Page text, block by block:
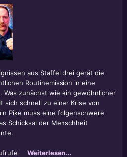
aus Staffel drei gerät die
Routinemission in eine
Was zunächst wie ein gewöhnlicher
sich schnell zu einer Krise von
Pike muss eine folgenschwere
Schicksal der Menschheit
Weiterlesen...